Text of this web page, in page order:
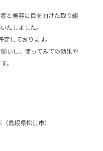
と美容に目を向けた取り組
たしました。
しております。
いし、使ってみての効果や
。
島根県松江市）